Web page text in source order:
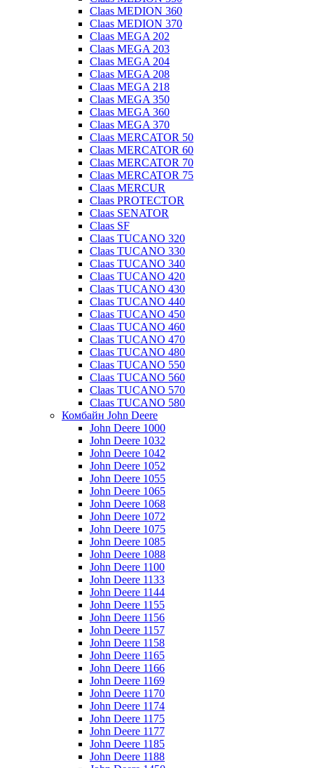
Claas MEDION 360
Claas MEDION 370
Claas MEGA 202
Claas MEGA 203
Claas MEGA 204
Claas MEGA 208
Claas MEGA 218
Claas MEGA 350
Claas MEGA 360
Claas MEGA 370
Claas MERCATOR 50
Claas MERCATOR 60
Claas MERCATOR 70
Claas MERCATOR 75
Claas MERCUR
Claas PROTECTOR
Claas SENATOR
Claas SF
Claas TUCANO 320
Claas TUCANO 330
Claas TUCANO 340
Claas TUCANO 420
Claas TUCANO 430
Claas TUCANO 440
Claas TUCANO 450
Claas TUCANO 460
Claas TUCANO 470
Claas TUCANO 480
Claas TUCANO 550
Claas TUCANO 560
Claas TUCANO 570
Claas TUCANO 580
Комбайн John Deere
John Deere 1000
John Deere 1032
John Deere 1042
John Deere 1052
John Deere 1055
John Deere 1065
John Deere 1068
John Deere 1072
John Deere 1075
John Deere 1085
John Deere 1088
John Deere 1100
John Deere 1133
John Deere 1144
John Deere 1155
John Deere 1156
John Deere 1157
John Deere 1158
John Deere 1165
John Deere 1166
John Deere 1169
John Deere 1170
John Deere 1174
John Deere 1175
John Deere 1177
John Deere 1185
John Deere 1188